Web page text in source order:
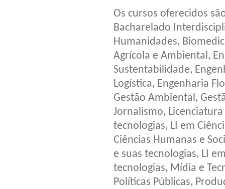
Os cursos oferecidos
Bacharelado
Humanidades,
Agrícola e Ambiental,
Sustentabilidade,
Logística, Engenharia
Gestão Ambiental,
Jornalismo,
tecnologias, LI em
Ciências Humanas e
e suas tecnologias, LI
tecnologias, Mídia e
Políticas Públicas,